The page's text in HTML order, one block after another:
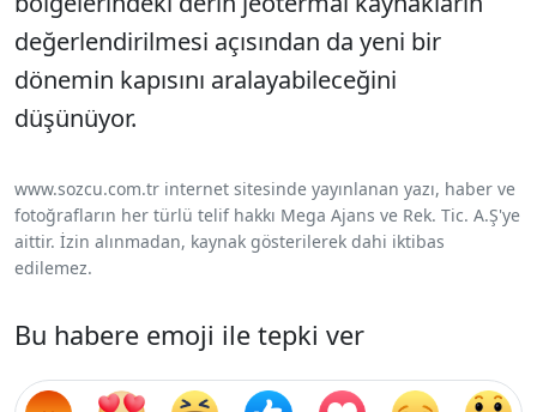
değerlendirilmesi açısından da yeni bir
dönemin kapısını aralayabileceğini
düşünüyor.
www.sozcu.com.tr internet sitesinde yayınlanan yazı, haber ve
fotoğrafların her türlü telif hakkı Mega Ajans ve Rek. Tic. A.Ş'ye
aittir. İzin alınmadan, kaynak gösterilerek dahi iktibas
edilemez.
Bu habere emoji ile tepki ver